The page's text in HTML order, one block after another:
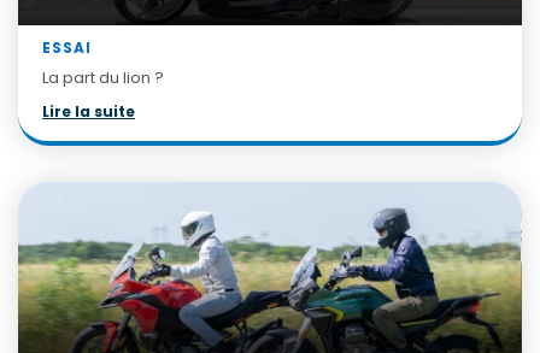
ESSAI
La part du lion ?
Lire la suite